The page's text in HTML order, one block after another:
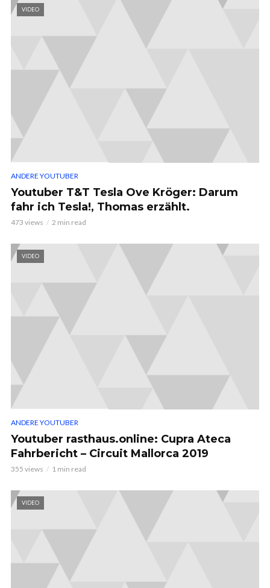
VIDEO
ANDERE YOUTUBER
Youtuber T&T Tesla Ove Kröger: Darum
fahr ich Tesla!, Thomas erzählt.
473 views 2 min read
VIDEO
ANDERE YOUTUBER
Youtuber rasthaus.online: Cupra Ateca
Fahrbericht – Circuit Mallorca 2019
355 views 1 min read
VIDEO